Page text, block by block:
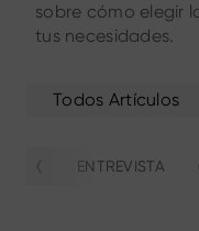
sobre cómo elegir
tus necesidades.
Todos Artículos
ENTREVISTA